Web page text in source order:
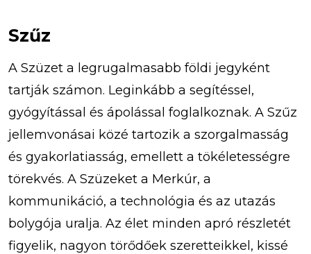
Szűz
A Szüzet a legrugalmasabb földi jegyként
tartják számon. Leginkább a segítéssel,
gyógyítással és ápolással foglalkoznak. A Szűz
jellemvonásai közé tartozik a szorgalmasság
és gyakorlatiasság, emellett a tökéletességre
törekvés. A Szüzeket a Merkúr, a
kommunikáció, a technológia és az utazás
bolygója uralja. Az élet minden apró részletét
figyelik, nagyon törődőek szeretteikkel, kissé